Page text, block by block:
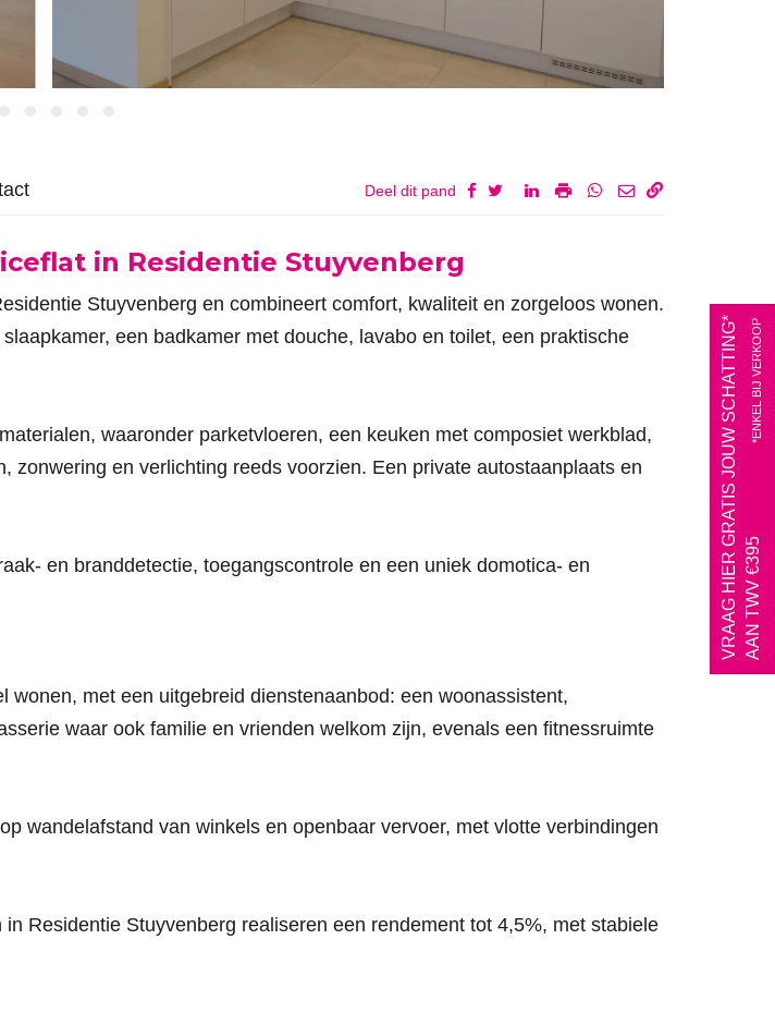
Deel dit pand
in Residentie Stuyvenberg
Stuyvenberg en combineert comfort, kwaliteit en zorgeloos wonen.
een badkamer met douche, lavabo en toilet, een praktische
waaronder parketvloeren, een keuken met composiet werkblad,
en verlichting reeds voorzien. Een private autostaanplaats en
en branddetectie, toegangscontrole en een uniek domotica- en
met een uitgebreid dienstenaanbod: een woonassistent,
waar ook familie en vrienden welkom zijn, evenals een fitnessruimte
wandelafstand van winkels en openbaar vervoer, met vlotte verbindingen
Residentie Stuyvenberg realiseren een rendement tot 4,5%, met stabiele
VRAAG HIER GRATIS JOUW SCHATTING*AAN TWV €395
*ENKEL BIJ VERKOOP